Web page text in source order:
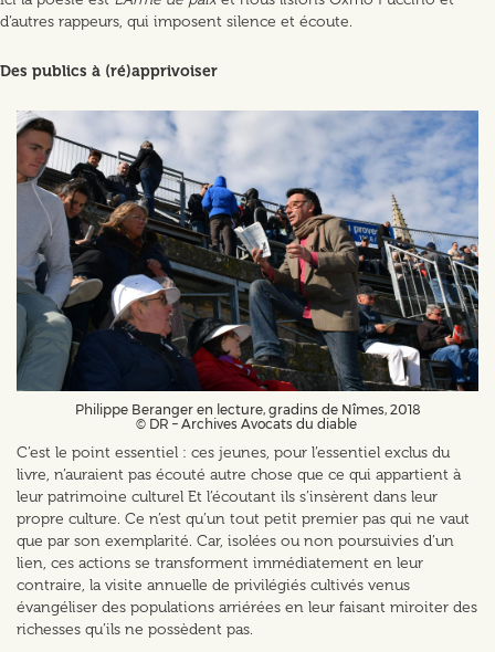
d’autres rappeurs, qui imposent silence et écoute.
Des publics à (ré)apprivoiser
Philippe Beranger en lecture, gradins de Nîmes, 2018
© DR – Archives Avocats du diable
C’est le point essentiel : ces jeunes, pour l’essentiel exclus du
livre, n’auraient pas écouté autre chose que ce qui appartient à
leur patrimoine culturel Et l’écoutant ils s’insèrent dans leur
propre culture. Ce n’est qu’un tout petit premier pas qui ne vaut
que par son exemplarité. Car, isolées ou non poursuivies d’un
lien, ces actions se transforment immédiatement en leur
contraire, la visite annuelle de privilégiés cultivés venus
évangéliser des populations arriérées en leur faisant miroiter des
richesses qu’ils ne possèdent pas.